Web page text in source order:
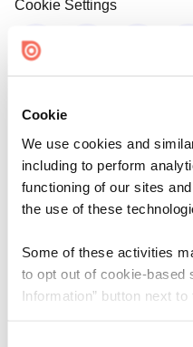
Cookie
We use cookies and
including to perform
functioning of our sites
the use of these
Some of these activities
to opt out of cookie-based
Information” button next to
Cookie Settings